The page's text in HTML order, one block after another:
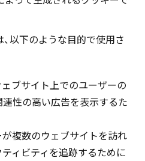
以下のような目的で使用さ
ブサイト上でのユーザーの
連性の高い広告を表示するた
複数のウェブサイトを訪れ
ィビティを追跡するために